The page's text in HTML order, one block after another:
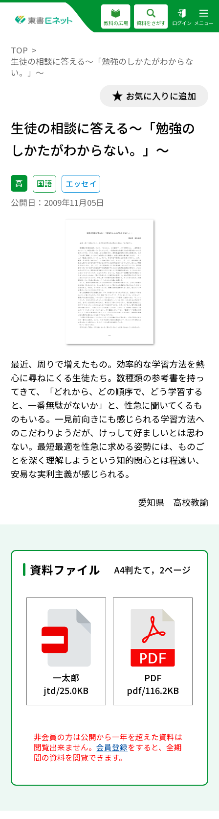
教科の広場 資料をさがす ログイン メニュー
TOP
生徒の相談に答える～「勉強のしかたがわからな
い。」～
お気に入りに追加
生徒の相談に答える～「勉強の
しかたがわからない。」～
高 国語 エッセイ
公開日： 2009年11月05日
最近、周りで増えたもの。効率的な学習方法を熱
心に尋ねにくる生徒たち。数種類の参考書を持っ
てきて、「どれから、どの順序で、どう学習する
と、一番無駄がないか」と、性急に聞いてくるも
のもいる。一見前向きにも感じられる学習方法へ
のこだわりようだが、けっして好ましいとは思わ
ない。最短最適を性急に求める姿勢には、ものご
とを深く理解しようという知的関心とは程遠い、
安易な実利主義が感じられる。
愛知県 高校教諭
資料ファイル A4判たて，2ページ
一太郎
jtd/25.0KB
PDF
pdf/116.2KB
非会員の方は公開から一年を超えた資料は
閲覧出来ません。会員登録をすると、全期
間の資料を閲覧できます。